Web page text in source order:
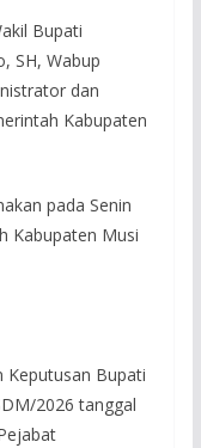
Bupati
SH, Wabup
dan
Kabupaten
pada Senin
Kabupaten Musi
Keputusan Bupati
2026 tanggal